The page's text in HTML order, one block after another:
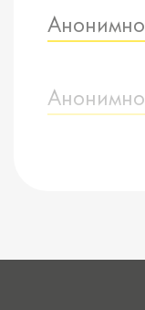
Анонимно
Анонимно